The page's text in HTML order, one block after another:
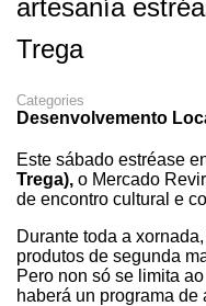
artesanía
Trega
Categories
Desenvolvemento
Este sábado estréase
Trega), o Mercado
de encontro cultural e
Durante toda a xornada,
produtos de segunda
Pero non só se limita
haberá un programa